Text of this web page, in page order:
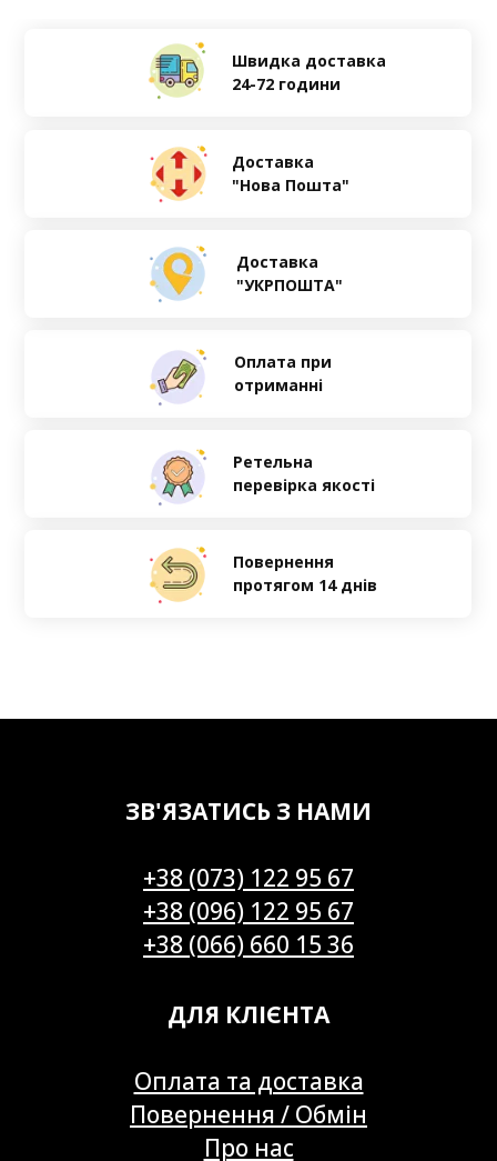
Оплата при
отриманні
Ретельна
перевірка якості
Швидка доставка
24-72 години
Доставка
"Нова Пошта"
Доставка
"УКРПОШТА"
Повернення
протягом 14 днів
ЗВ'ЯЗАТИСЬ З НАМИ
+38 (073) 122 95 67
+38 (096) 122 95 67
+38 (066) 660 15 36
ДЛЯ КЛІЄНТА
Оплата та доставка
Повернення / Обмін
Про нас